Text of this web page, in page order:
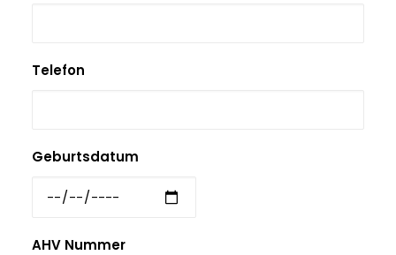
Telefon
Geburtsdatum
AHV Nummer